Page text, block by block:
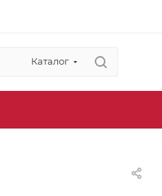
Каталог